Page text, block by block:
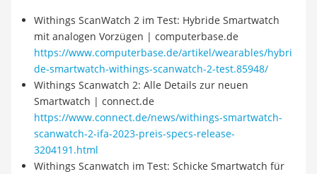
Withings ScanWatch 2 im Test: Hybride Smartwatch
mit analogen Vorzügen | computerbase.de
https://www.computerbase.de/artikel/wearables/hybri
de-smartwatch-withings-scanwatch-2-test.85948/
Withings Scanwatch 2: Alle Details zur neuen
Smartwatch | connect.de
https://www.connect.de/news/withings-smartwatch-
scanwatch-2-ifa-2023-preis-specs-release-
3204191.html
Withings Scanwatch im Test: Schicke Smartwatch für